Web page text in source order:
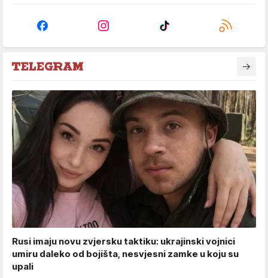
Rusi imaju novu zvjersku taktiku: ukrajinski vojnici
umiru daleko od bojišta, nesvjesni zamke u koju su
upali